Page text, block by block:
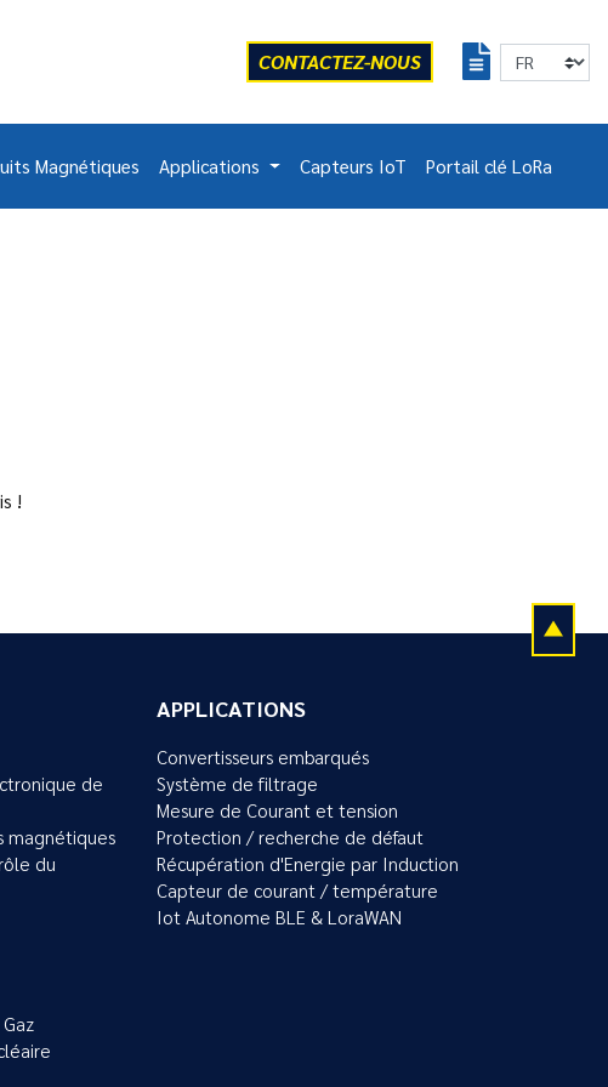
CONTACTEZ-NOUS
Magnétiques Applications Capteurs IoT Portail clé LoRa
!
de
magnétiques
du
APPLICATIONS
Convertisseurs embarqués
Système de filtrage
Mesure de Courant et tension
Protection / recherche de défaut
Récupération d'Energie par Induction
Capteur de courant / température
Iot Autonome BLE & LoraWAN